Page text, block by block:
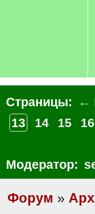
Страницы: ←
13
14 15 16
Модератор:
Форум »